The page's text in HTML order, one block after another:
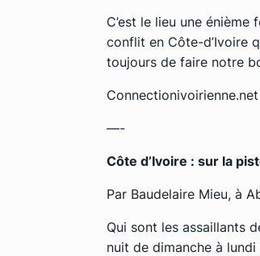
C’est le lieu une
conflit en Côte-d’Ivoire
toujours de faire notre
Connectionivoirienne.net
—-
Côte d’Ivoire : sur la
Par Baudelaire Mieu, à
Qui sont les assaillants
nuit de dimanche à